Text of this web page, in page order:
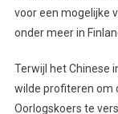
voor een mogelijke
onder meer in
Terwijl het Chinese
wilde profiteren om
Oorlogskoers te